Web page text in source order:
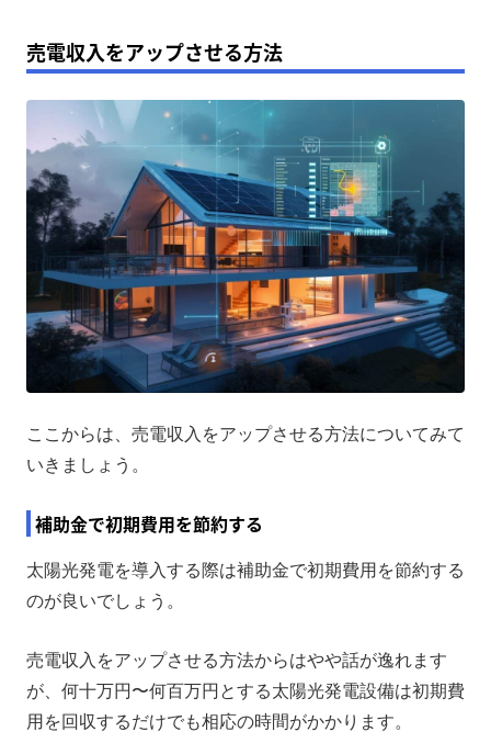
売電収入をアップさせる方法
ここからは、売電収入をアップさせる方法についてみて
いきましょう。
補助金で初期費用を節約する
太陽光発電を導入する際は補助金で初期費用を節約する
のが良いでしょう。
売電収入をアップさせる方法からはやや話が逸れます
が、何十万円〜何百万円とする太陽光発電設備は初期費
用を回収するだけでも相応の時間がかかります。